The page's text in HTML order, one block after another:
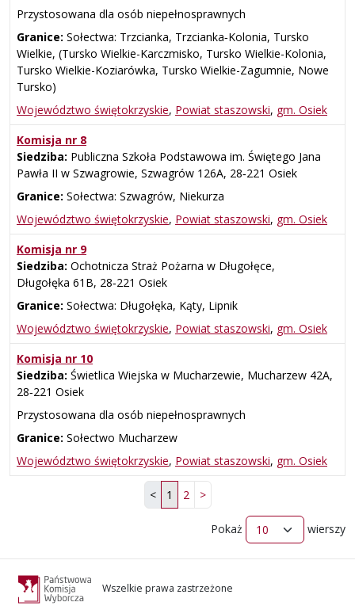
Przystosowana dla osób niepełnosprawnych
Granice: Sołectwa: Trzcianka, Trzcianka‑Kolonia, Tursko
Wielkie, (Tursko Wielkie-Karczmisko, Tursko Wielkie-Kolonia,
Tursko Wielkie-Koziarówka, Tursko Wielkie-Zagumnie, Nowe
Tursko)
Województwo świętokrzyskie, Powiat staszowski, gm. Osiek
Komisja nr 8
Siedziba: Publiczna Szkoła Podstawowa im. Świętego Jana
Pawła II w Szwagrowie, Szwagrów 126A, 28‑221 Osiek
Granice: Sołectwa: Szwagrów, Niekurza
Województwo świętokrzyskie, Powiat staszowski, gm. Osiek
Komisja nr 9
Siedziba: Ochotnicza Straż Pożarna w Długołęce,
Długołęka 61B, 28‑221 Osiek
Granice: Sołectwa: Długołęka, Kąty, Lipnik
Województwo świętokrzyskie, Powiat staszowski, gm. Osiek
Komisja nr 10
Siedziba: Świetlica Wiejska w Mucharzewie, Mucharzew 42A,
28‑221 Osiek
Przystosowana dla osób niepełnosprawnych
Granice: Sołectwo Mucharzew
Województwo świętokrzyskie, Powiat staszowski, gm. Osiek
< 1 2 >
Pokaż wierszy
Wszelkie prawa zastrzeżone